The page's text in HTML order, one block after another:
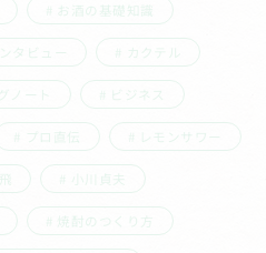
お酒の基礎知識
タビュー カクテル
ノート ビジネス
プロ直伝 レモンサワー
小川貞夫
焼酎のつくり方